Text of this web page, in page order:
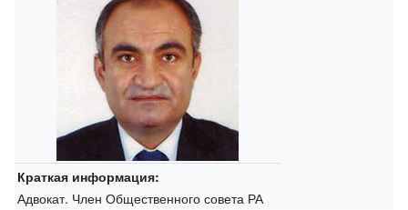
Краткая информация:
Адвокат. Член Общественного совета РА